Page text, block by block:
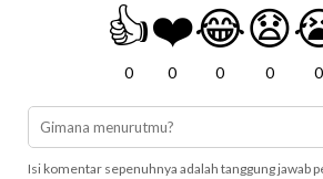
👍
0
❤️
0
😂
0
😧
0 0
Isi komentar sepenuhnya adalah tanggung jawab